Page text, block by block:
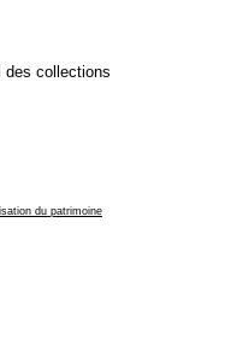
des collections
du patrimoine